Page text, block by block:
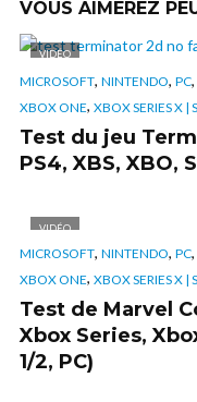
VOUS AIMEREZ
VIDÉO
MICROSOFT, NINTENDO, PC,
XBOX ONE, XBOX SERIES X | S
Test du jeu
PS4, XBS, XBO,
VIDÉO
MICROSOFT, NINTENDO, PC,
XBOX ONE, XBOX SERIES X | S
Test de Marvel
Xbox Series,
1/2, PC)